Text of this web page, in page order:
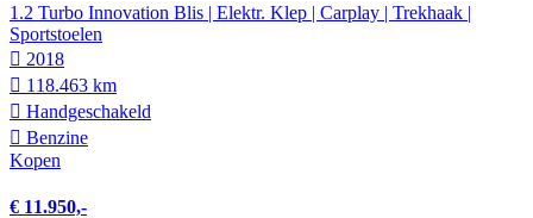
1.2 Turbo Innovation Blis | Elektr. Klep | Carplay | Trekhaak |
Sportstoelen
2018
118.463 km
Hand­geschakeld
Benzine
Kopen
€ 11.950,-